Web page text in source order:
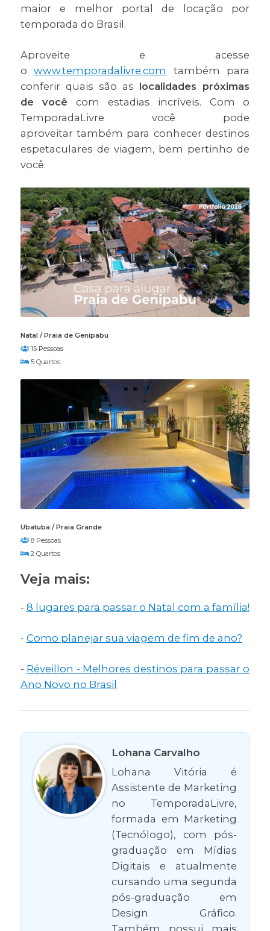
maior e melhor portal de locação por
temporada do Brasil.
Aproveite e acesse
owww.temporadalivre.com
também para
conferir quais são as localidades próximas
de você com estadias incríveis. Com o
TemporadaLivre você pode
aproveitar também para conhecer destinos
espetaculares de viagem, bem pertinho de
você.
Natal / Praia de Genipabu
15 Pessoas
5 Quartos
Ubatuba / Praia Grande
8 Pessoas
2 Quartos
Veja mais:
- 8 lugares para passar o Natal com a família!
- Como planejar sua viagem de fim de ano?
- Réveillon - Melhores destinos para passar o
Ano Novo no Brasil
Lohana Carvalho
Lohana Vitória é
Assistente de Marketing
no TemporadaLivre,
formada em Marketing
(Tecnólogo), com pós-
graduação em Mídias
Digitais e atualmente
cursando uma segunda
pós-graduação em
Design Gráfico.
Também possui mais